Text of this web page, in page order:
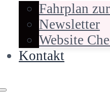
Fahrplan
Newsletter
Website
Kontakt